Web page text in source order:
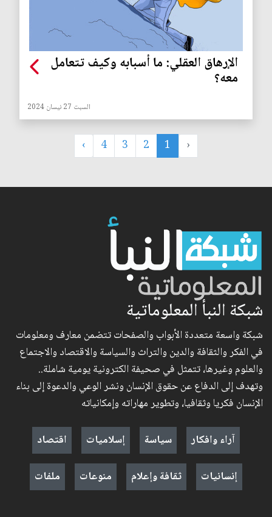
الإرهاق العقلي: ما أسبابه وكيف تتعامل
معه؟
السبت 27 نيسان 2024
‹
1
2
3
4
›
شبكة النبأ المعلوماتية
شبكة واسعة متعددة الأبواب والصفحات تتضمن معارف ومعلومات
في الفكر والثقافة والدين والتراث والسياسة والاقتصاد والاجتماع
والعلوم وغيرها، تتمثل في صحيفة الكترونية يومية شاملة..
وتهدف إلى الدفاع عن حقوق الإنسان ونشر الوعي والدعوة إلى بناء
الإنسان فكريا وثقافيا، وتطوير مهاراته وإمكانياته
آراء وافكار
سياسة إسلاميات
اقتصاد
إنسانيات
ثقافة وإعلام منوعات ملفات